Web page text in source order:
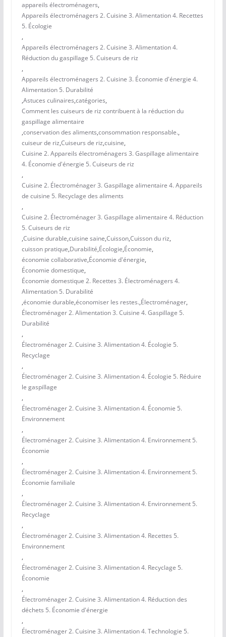
appareils électroménagers,
Appareils électroménagers 2. Cuisine 3. Alimentation 4. Recettes
5. Écologie
,
Appareils électroménagers 2. Cuisine 3. Alimentation 4.
Réduction du gaspillage 5. Cuiseurs de riz
,
Appareils électroménagers 2. Cuisine 3. Économie d'énergie 4.
Alimentation 5. Durabilité
,Astuces culinaires,catégories,
Comment les cuiseurs de riz contribuent à la réduction du
gaspillage alimentaire
,conservation des aliments,consommation responsable.,
cuiseur de riz,Cuiseurs de riz,cuisine,
Cuisine 2. Appareils électroménagers 3. Gaspillage alimentaire
4. Économie d'énergie 5. Cuiseurs de riz
,
Cuisine 2. Électroménager 3. Gaspillage alimentaire 4. Appareils
de cuisine 5. Recyclage des aliments
,
Cuisine 2. Électroménager 3. Gaspillage alimentaire 4. Réduction
5. Cuiseurs de riz
,Cuisine durable,cuisine saine,Cuisson,Cuisson du riz,
cuisson pratique,Durabilité,Écologie,Économie,
économie collaborative,Économie d'énergie,
Économie domestique,
Économie domestique 2. Recettes 3. Électroménagers 4.
Alimentation 5. Durabilité
,économie durable,économiser les restes.,Électroménager,
Électroménager 2. Alimentation 3. Cuisine 4. Gaspillage 5.
Durabilité
,
Électroménager 2. Cuisine 3. Alimentation 4. Écologie 5.
Recyclage
,
Électroménager 2. Cuisine 3. Alimentation 4. Écologie 5. Réduire
le gaspillage
,
Électroménager 2. Cuisine 3. Alimentation 4. Économie 5.
Environnement
,
Électroménager 2. Cuisine 3. Alimentation 4. Environnement 5.
Économie
,
Électroménager 2. Cuisine 3. Alimentation 4. Environnement 5.
Économie familiale
,
Électroménager 2. Cuisine 3. Alimentation 4. Environnement 5.
Recyclage
,
Électroménager 2. Cuisine 3. Alimentation 4. Recettes 5.
Environnement
,
Électroménager 2. Cuisine 3. Alimentation 4. Recyclage 5.
Économie
,
Électroménager 2. Cuisine 3. Alimentation 4. Réduction des
déchets 5. Économie d'énergie
,
Électroménager 2. Cuisine 3. Alimentation 4. Technologie 5.